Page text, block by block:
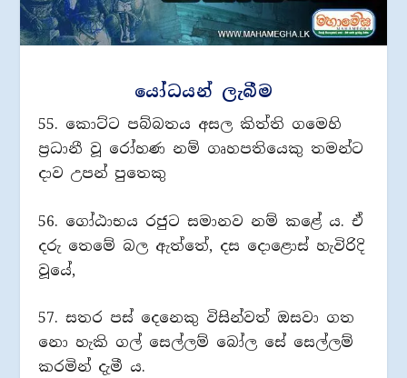
යෝධයන් ලැබීම
55. කොට්ට පබ්බතය අසල කිත්ති ගමෙහි
ප්‍රධානී වූ රෝහණ නම් ගෘහපතියෙකු තමන්ට
දාව උපන් පුතෙකු
56. ගෝඨාභය රජුට සමානව නම් කළේ ය. ඒ
දරු තෙමේ බල ඇත්තේ, දස දොළොස් හැවිරිදි
වූයේ,
57. සතර පස් දෙනෙකු විසින්වත් ඔසවා ගත
නො හැකි ගල් සෙල්ලම් බෝල සේ සෙල්ලම්
කරමින් දැමී ය.